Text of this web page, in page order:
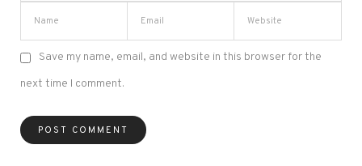
Save my name, email, and website in this browser for the
next time I comment.